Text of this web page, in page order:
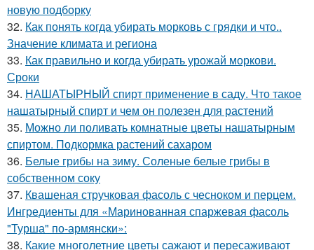
новую подборку
32. Как понять когда убирать морковь с грядки и что..
Значение климата и региона
33. Как правильно и когда убирать урожай моркови.
Сроки
34. НАШАТЫРНЫЙ спирт применение в саду. Что такое
нашатырный спирт и чем он полезен для растений
35. Можно ли поливать комнатные цветы нашатырным
спиртом. Подкормка растений сахаром
36. Белые грибы на зиму. Соленые белые грибы в
собственном соку
37. Квашеная стручковая фасоль с чесноком и перцем.
Ингредиенты для «Маринованная спаржевая фасоль
"Турша" по-армянски»:
38. Какие многолетние цветы сажают и пересаживают